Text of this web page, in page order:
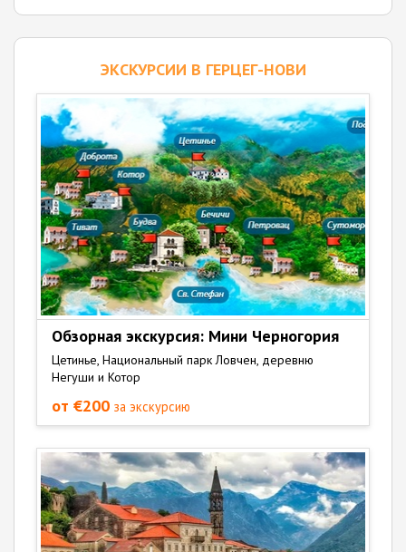
ЭКСКУРСИИ В ГЕРЦЕГ-НОВИ
Обзорная экскурсия: Мини Черногория
Цетинье, Национальный парк Ловчен, деревню
Негуши и Котор
от €200 за экскурсию